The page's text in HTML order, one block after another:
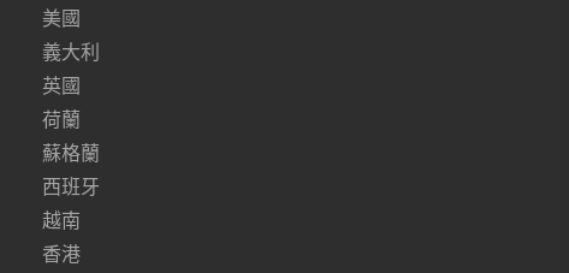
美國
義大利
英國
荷蘭
蘇格蘭
西班牙
越南
香港